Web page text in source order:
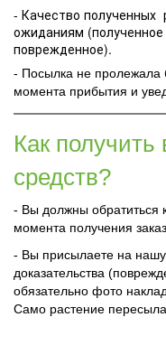
- Качество полученных
ожиданиям (полученное
поврежденное).
- Посылка не пролежала
момента прибытия и
Как
средств?
- Вы должны обратиться
момента получения
- Вы присылаете на
доказательства
обязательно фото
Само растение